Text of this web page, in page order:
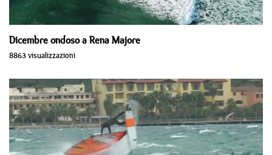
Dicembre ondoso a Rena Majore
8863 visualizzazioni